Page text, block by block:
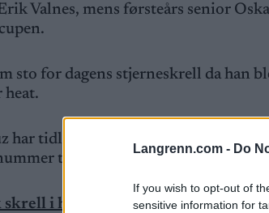
Langrenn.com - Do
If you wish to opt-out of
sensitive information for
Valnes, mens førsteårs senior
sto for dagens stjerneskrell da han
heat.
har tidligere aldri har blitt bedre
to i semifinalen bak Even
skrell i herreprologen i prologen i